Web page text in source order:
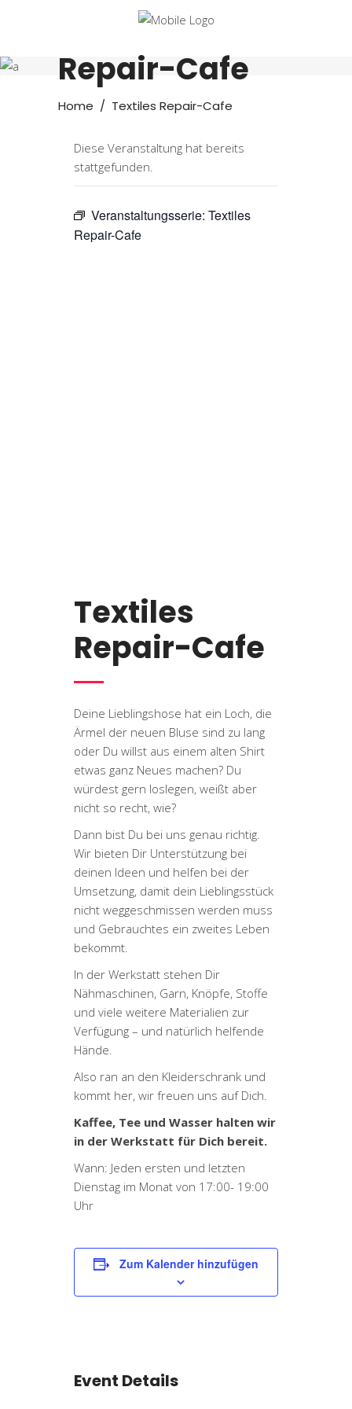
Textiles
Repair-Cafe
Home / Textiles Repair-Cafe
Diese Veranstaltung hat bereits
stattgefunden.
Veranstaltungsserie: Textiles
Repair-Cafe
Textiles
Repair-Cafe
Deine Lieblingshose hat ein Loch, die
Ärmel der neuen Bluse sind zu lang
oder Du willst aus einem alten Shirt
etwas ganz Neues machen? Du
würdest gern loslegen, weißt aber
nicht so recht, wie?
Dann bist Du bei uns genau richtig.
Wir bieten Dir Unterstützung bei
deinen Ideen und helfen bei der
Umsetzung, damit dein Lieblingsstück
nicht weggeschmissen werden muss
und Gebrauchtes ein zweites Leben
bekommt.
In der Werkstatt stehen Dir
Nähmaschinen, Garn, Knöpfe, Stoffe
und viele weitere Materialien zur
Verfügung – und natürlich helfende
Hände.
Also ran an den Kleiderschrank und
kommt her, wir freuen uns auf Dich.
Kaffee, Tee und Wasser halten wir
in der Werkstatt für Dich bereit.
Wann: Jeden ersten und letzten
Dienstag im Monat von 17:00- 19:00
Uhr
Zum Kalender hinzufügen
Event Details